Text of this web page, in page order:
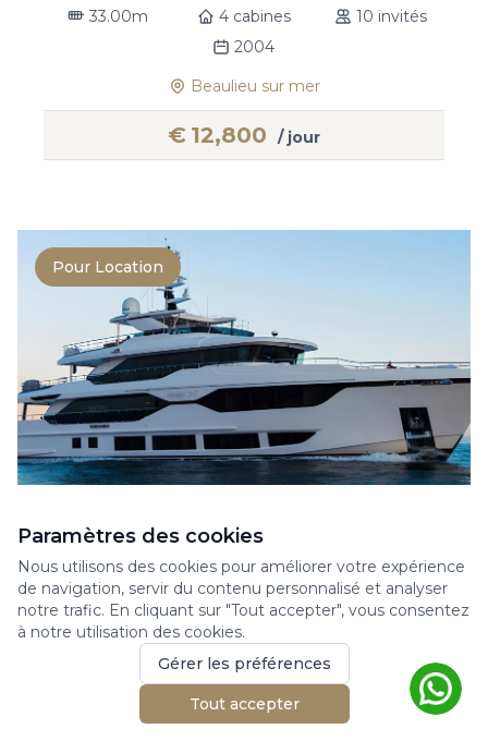
33.00m 4 cabines
10 invités
2004
Beaulieu sur mer
€ 12,800 / jour
Pour Location
MAJESTY YACHTS 120
Yacht à moteur
Superyacht Majesty 120 for charter on the
French Riviera. This 37 meters superyacht was
built by Ma...
37.55m 6 cabines
12 invités
2023
Paramètres des cookies
Nous utilisons des cookies pour améliorer votre expérience
de navigation, servir du contenu personnalisé et analyser
notre trafic. En cliquant sur "Tout accepter", vous consentez
à notre utilisation des cookies.
Gérer les préférences
Tout accepter